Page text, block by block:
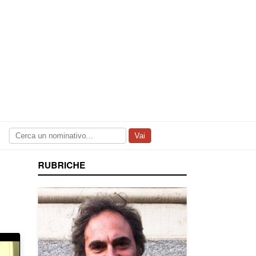
Vai
RUBRICHE